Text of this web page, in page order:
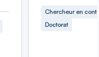
Chercheur en
Doctorat